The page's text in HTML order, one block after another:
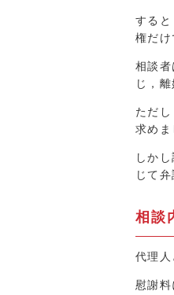
する
権だけ
相談
じ，
ただ
求めま
しか
じて
相談
代理
慰謝